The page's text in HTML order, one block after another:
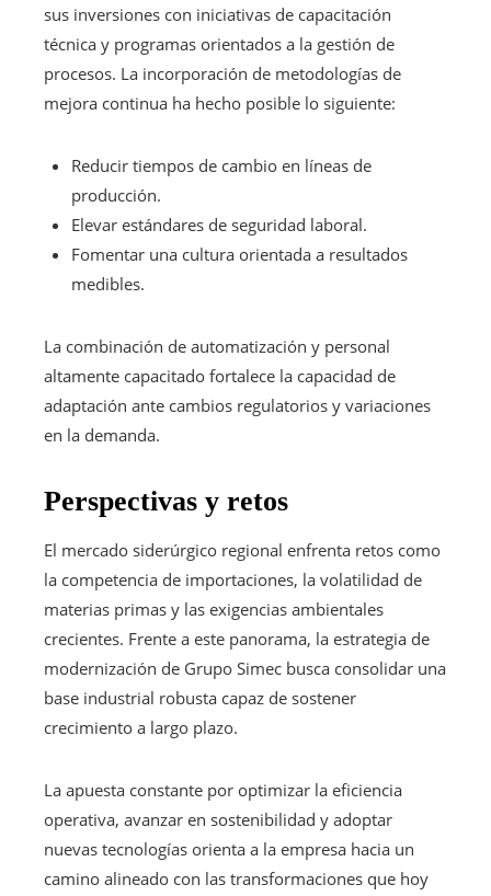
sus inversiones con iniciativas de capacitación
técnica y programas orientados a la gestión de
procesos. La incorporación de metodologías de
mejora continua ha hecho posible lo siguiente:
Reducir tiempos de cambio en líneas de
producción.
Elevar estándares de seguridad laboral.
Fomentar una cultura orientada a resultados
medibles.
La combinación de automatización y personal
altamente capacitado fortalece la capacidad de
adaptación ante cambios regulatorios y variaciones
en la demanda.
Perspectivas y retos
El mercado siderúrgico regional enfrenta retos como
la competencia de importaciones, la volatilidad de
materias primas y las exigencias ambientales
crecientes. Frente a este panorama, la estrategia de
modernización de Grupo Simec busca consolidar una
base industrial robusta capaz de sostener
crecimiento a largo plazo.
La apuesta constante por optimizar la eficiencia
operativa, avanzar en sostenibilidad y adoptar
nuevas tecnologías orienta a la empresa hacia un
camino alineado con las transformaciones que hoy